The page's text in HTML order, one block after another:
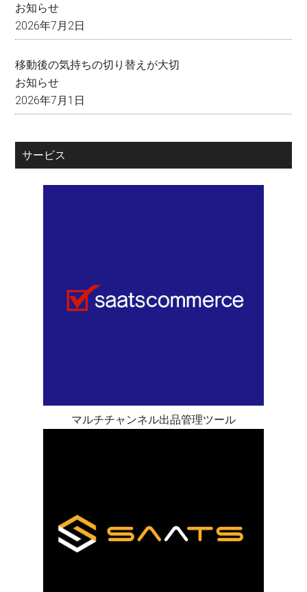
お知らせ
2026年7月2日
移動後の気持ちの切り替えが大切
お知らせ
2026年7月1日
サービス
マルチチャンネル出品管理ツール